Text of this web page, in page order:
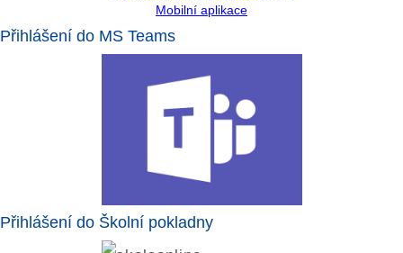
Mobilní aplikace
Přihlášení do MS Teams
Přihlášení do Školní pokladny